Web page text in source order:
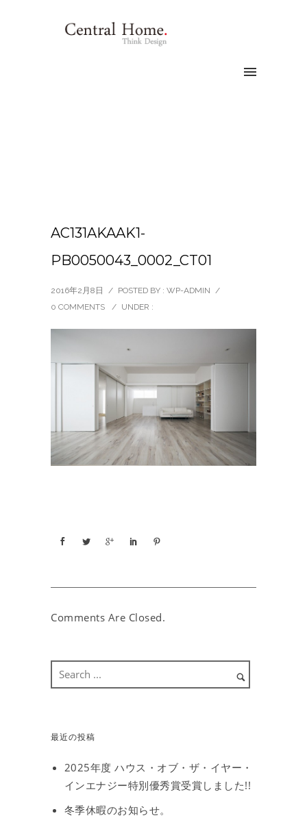
AC131AKAAK1-
PB0050043_0002_CT01
2016年2月8日 / POSTED BY : WP-ADMIN /
0 COMMENTS
/ UNDER :
Comments Are Closed.
最近の投稿
2025年度 ハウス・オブ・ザ・イヤー・
インエナジー特別優秀賞受賞しました!!
冬季休暇のお知らせ。